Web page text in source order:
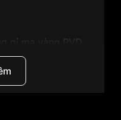
gỉ mạ vàng PVD